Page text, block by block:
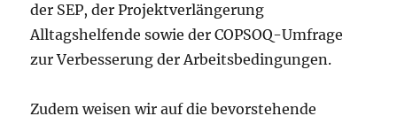
der SEP, der Projektverlängerung
Alltagshelfende sowie der COPSOQ-Umfrage
zur Verbesserung der Arbeitsbedingungen.
Zudem weisen wir auf die bevorstehende